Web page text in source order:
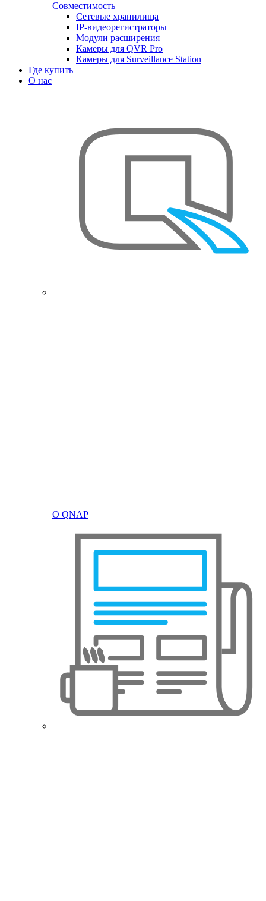
Совместимость
Сетевые хранилища
IP-видеорегистраторы
Модули расширения
Камеры для QVR Pro
Камеры для Surveillance Station
Где купить
О нас
О QNAP